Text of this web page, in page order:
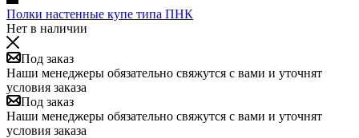
Полки настенные купе типа ПНК
Нет в наличии
Под заказ
Наши менеджеры обязательно свяжутся с вами и уточнят
условия заказа
Под заказ
Наши менеджеры обязательно свяжутся с вами и уточнят
условия заказа